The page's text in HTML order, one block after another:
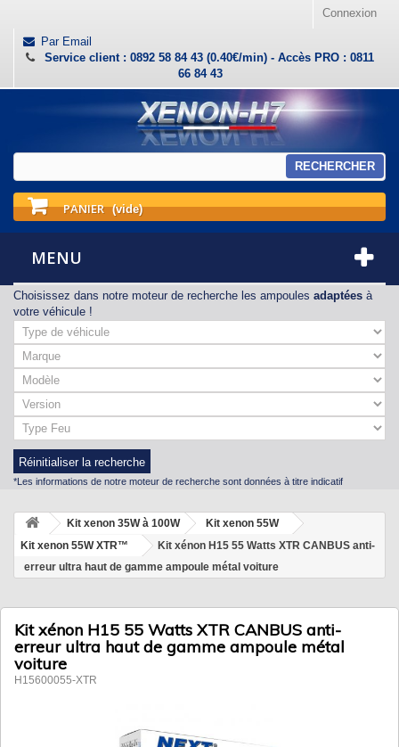
Connexion
Par Email
Service client : 0892 58 84 43 (0.40€/min) - Accès PRO : 0811
66 84 43
RECHERCHER
PANIER (vide)
MENU
Choisissez dans notre moteur de recherche les ampoules adaptées à
votre véhicule !
Réinitialiser la recherche
*Les informations de notre moteur de recherche sont données à titre indicatif
Kit xenon 35W à 100W
Kit xenon 55W
Kit xenon 55W XTR™
Kit xénon H15 55 Watts XTR CANBUS anti-
erreur ultra haut de gamme ampoule métal voiture
Kit xénon H15 55 Watts XTR CANBUS anti-
erreur ultra haut de gamme ampoule métal
voiture
H15600055-XTR